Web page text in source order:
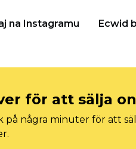
na Instagramu Ecwid
för att sälja
på några minuter för att